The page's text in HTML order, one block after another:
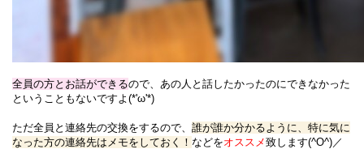
全員の方とお話ができるので、あの人と話したかったのにできなかった
ということもないですよ(*'ω'*)
ただ全員と連絡先の交換をするので、 誰が誰か分かるように、特に気に
なった方の連絡先はメモをしておく！ などをオススメ致します(^O^)／